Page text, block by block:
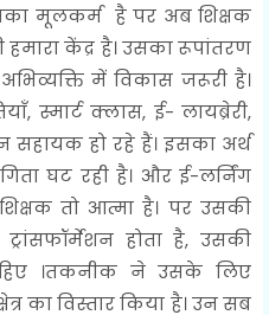
मूलकर्म है पर अब शिक्षक
हमारा केंद्र है। उसका रूपांतरण
में विकास जरूरी है।
स्मार्ट क्लास, ई- लायब्रेरी,
हो रहे हैं। इसका अर्थ
घट रही है। और ई-लर्निंग
तो आत्मा है। पर उसकी
होता है, उसकी
।तकनीक ने उसके लिए
का विस्तार किया है। उन सब